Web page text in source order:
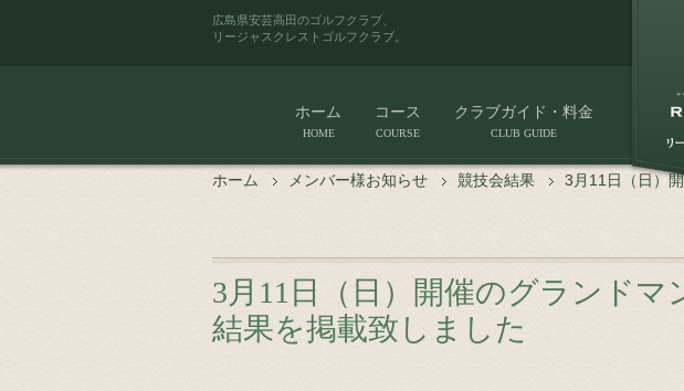
広島県安芸高田のゴルフクラブ、
リージャスクレストゴルフクラブ。
ホーム
HOME
コース
COURSE
クラブガイド・料金
CLUB GUIDE
ホーム メンバー様お知らせ 競技会結果 3月11日（日）
3月11日（日）開催のグランドマ
結果を掲載致しました